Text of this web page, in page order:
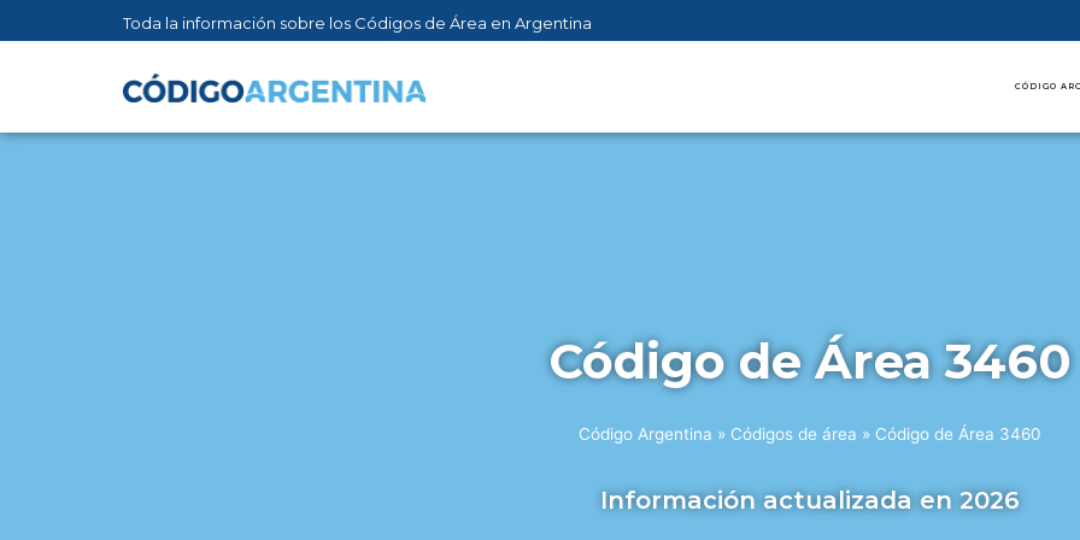
Toda la información sobre los Códigos de Área en Argentina
CÓDIGO
Código de Área 3460
Código Argentina » Códigos de área » Código de Área 3460
Información actualizada en 2026